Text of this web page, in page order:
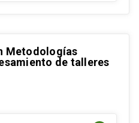
Metodologías
de talleres